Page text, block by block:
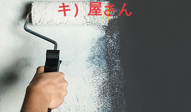
キ）屋さん